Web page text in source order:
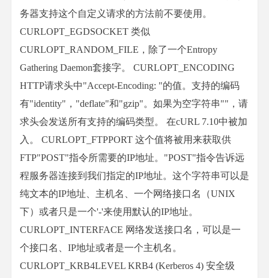
务器支持这个自定义请求的方法前不要使用。
CURLOPT_EGDSOCKET 类似
CURLOPT_RANDOM_FILE，除了一个Entropy
Gathering Daemon套接字。 CURLOPT_ENCODING
HTTP请求头中"Accept-Encoding: "的值。支持的编码
有"identity"，"deflate"和"gzip"。如果为空字符串""，请
求头会发送所有支持的编码类型。 在cURL 7.10中被加
入。 CURLOPT_FTPPORT 这个值将被用来获取供
FTP"POST"指令所需要的IP地址。"POST"指令告诉远
程服务器连接到我们指定的IP地址。这个字符串可以是
纯文本的IP地址、主机名、一个网络接口名（UNIX
下）或者只是一个'-'来使用默认的IP地址。
CURLOPT_INTERFACE 网络发送接口名，可以是一
个接口名、IP地址或者是一个主机名。
CURLOPT_KRB4LEVEL KRB4 (Kerberos 4) 安全级